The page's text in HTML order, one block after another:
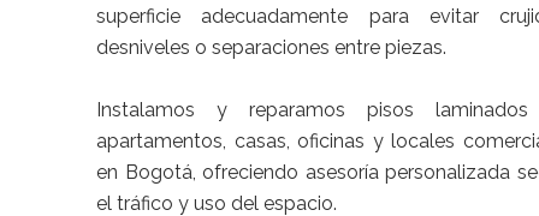
superficie adecuadamente para evitar
desniveles o separaciones entre piezas.
Instalamos y reparamos pisos
apartamentos, casas, oficinas y locales
en Bogotá, ofreciendo asesoría personalizada
el tráfico y uso del espacio.